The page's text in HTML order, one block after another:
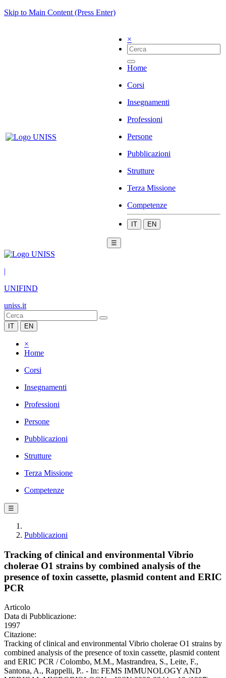
Skip to Main Content (Press Enter)
×
Home
Corsi
Insegnamenti
Professioni
Persone
Pubblicazioni
Strutture
Terza Missione
Competenze
IT EN
☰
|
UNIFIND
uniss.it
IT EN
×
Home
Corsi
Insegnamenti
Professioni
Persone
Pubblicazioni
Strutture
Terza Missione
Competenze
☰
Pubblicazioni
Tracking of clinical and environmental Vibrio
cholerae O1 strains by combined analysis of the
presence of toxin cassette, plasmid content and ERIC
PCR
Articolo
Data di Pubblicazione:
1997
Citazione:
Tracking of clinical and environmental Vibrio cholerae O1 strains by
combined analysis of the presence of toxin cassette, plasmid content
and ERIC PCR / Colombo, M.M., Mastrandrea, S., Leite, F.,
Santona, A., Rappelli, P.. - In: FEMS IMMUNOLOGY AND